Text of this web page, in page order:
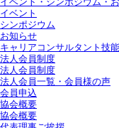
イベント
シンポジウム
お知らせ
キャリアコンサルタント技
法人会員制度
法人会員制度
法人会員一覧・会員様の声
会員申込
協会概要
協会概要